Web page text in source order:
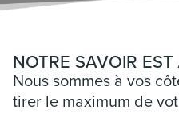
NOTRE SAVOIR EST
Nous sommes à vos
tirer le maximum de